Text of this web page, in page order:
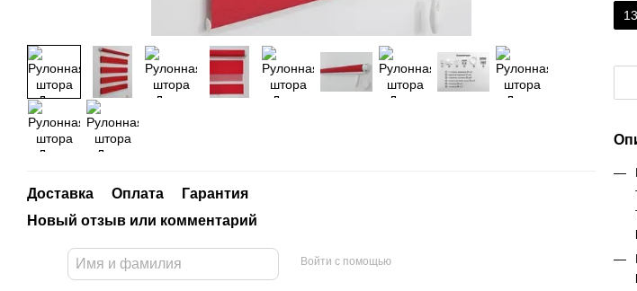
Доставка Оплата
Гарантия
Новый отзыв или комментарий
Войти с помощью